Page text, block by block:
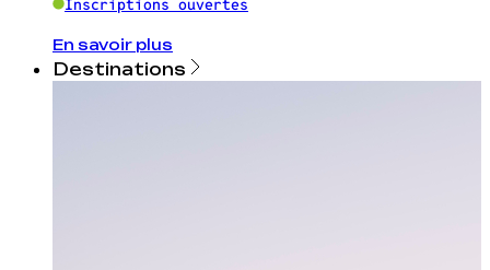
Inscriptions ouvertes
En savoir plus
Destinations